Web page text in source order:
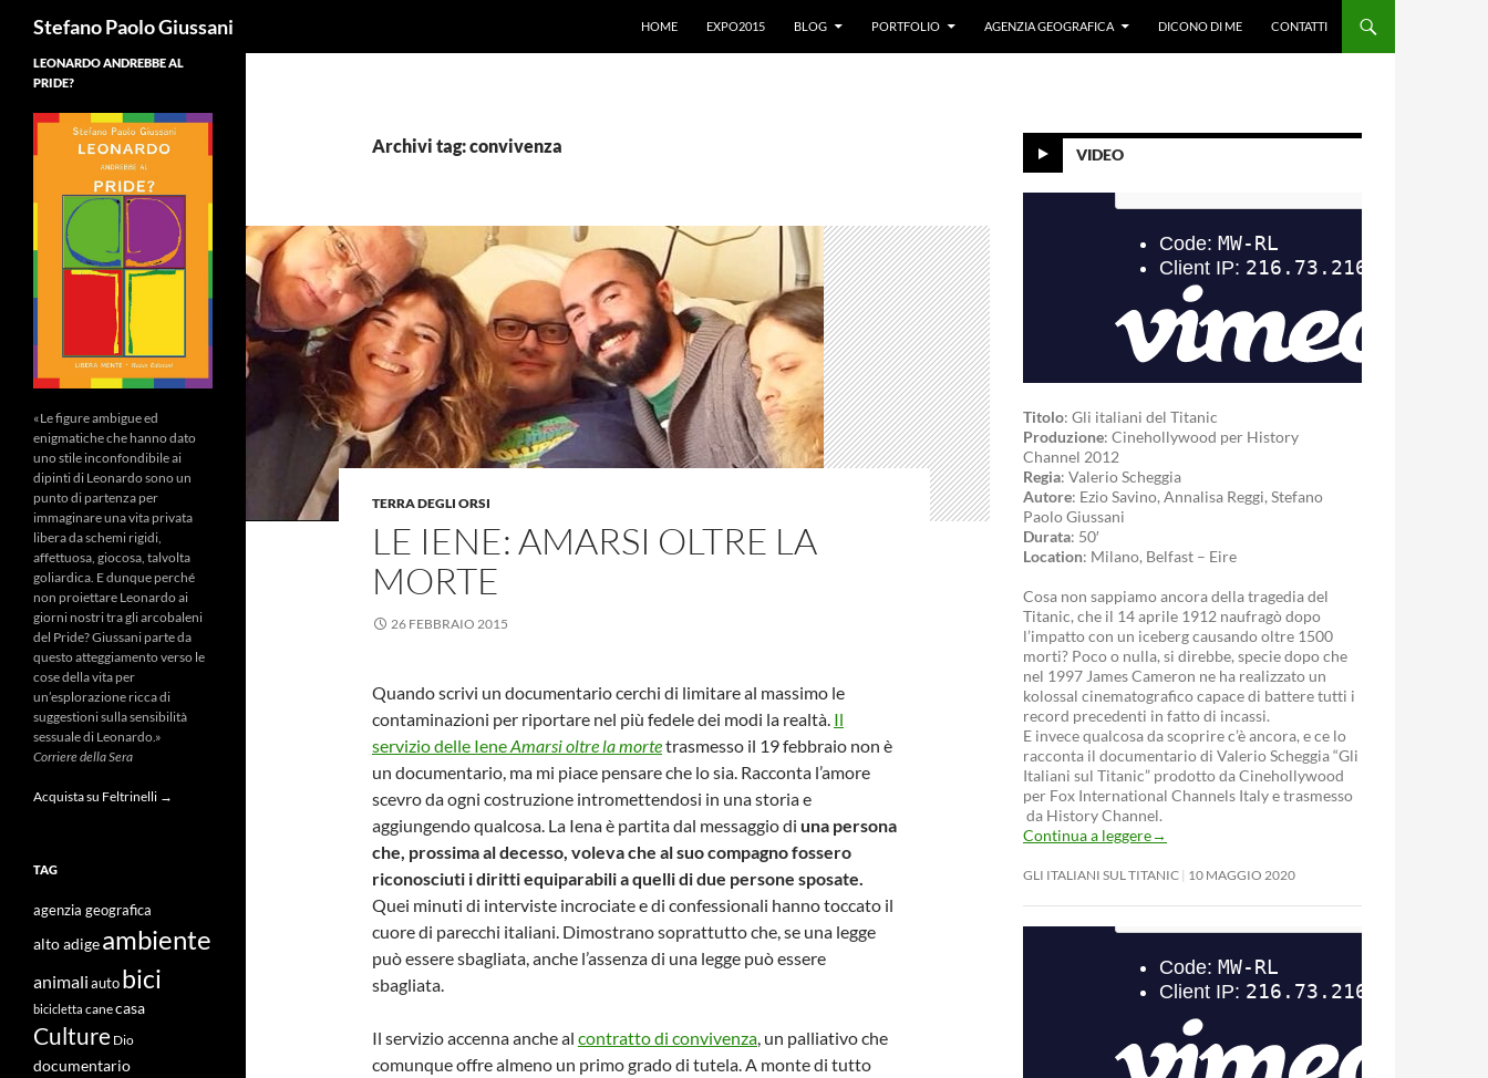
Stefano Paolo Giussani
HOME
EXPO2015 BLOG PORTFOLIO AGENZIA GEOGRAFICA DICONO DI ME CONTATTI
Archivi tag: convivenza
TERRA DEGLI ORSI
LE IENE: AMARSI OLTRE LA
MORTE
26 FEBBRAIO 2015
Quando scrivi un documentario cerchi di limitare al massimo le
contaminazioni per riportare nel più fedele dei modi la realtà. Il
servizio delle IeneAmarsi oltre la mortetrasmesso il 19 febbraio non è
un documentario, ma mi piace pensare che lo sia. Racconta l’amore
scevro da ogni costruzione intromettendosi in una storia e
aggiungendo qualcosa. La Iena è partita dal messaggio di una persona
che, prossima al decesso, voleva che al suo compagno fossero
riconosciuti i diritti equiparabili a quelli di due persone sposate.
Quei minuti di interviste incrociate e di confessionali hanno toccato il
cuore di parecchi italiani. Dimostrano soprattutto che, se una legge
può essere sbagliata, anche l’assenza di una legge può essere
sbagliata.
Il servizio accenna anche al contratto di convivenza, un palliativo che
comunque offre almeno un primo grado di tutela. A monte di tutto
VIDEO
Titolo: Gli italiani del Titanic
Produzione: Cinehollywood per History
Channel 2012
Regia: Valerio Scheggia
Autore: Ezio Savino, Annalisa Reggi, Stefano
Paolo Giussani
Durata: 50′
Location: Milano, Belfast – Eire
Cosa non sappiamo ancora della tragedia del
Titanic, che il 14 aprile 1912 naufragò dopo
l’impatto con un iceberg causando oltre 1500
morti? Poco o nulla, si direbbe, specie dopo che
nel 1997 James Cameron ne ha realizzato un
kolossal cinematografico capace di battere tutti i
record precedenti in fatto di incassi.
E invece qualcosa da scoprire c’è ancora, e ce lo
racconta il documentario di Valerio Scheggia “Gli
Italiani sul Titanic” prodotto da Cinehollywood
per Fox International Channels Italy e trasmesso
da History Channel.
Continua a leggere→
GLI ITALIANI SUL TITANIC 10 MAGGIO 2020
LEONARDO ANDREBBE AL
PRIDE?
«Le figure ambigue ed
enigmatiche che hanno dato
uno stile inconfondibile ai
dipinti di Leonardo sono un
punto di partenza per
immaginare una vita privata
libera da schemi rigidi,
affettuosa, giocosa, talvolta
goliardica. E dunque perché
non proiettare Leonardo ai
giorni nostri tra gli arcobaleni
del Pride? Giussani parte da
questo atteggiamento verso le
cose della vita per
un’esplorazione ricca di
suggestioni sulla sensibilità
sessuale di Leonardo.»
Corriere della Sera
Acquista su Feltrinelli →
TAG
agenzia geografica
alto adigeambiente
animali auto bici
bicicletta canecasa
Culture Dio
documentario